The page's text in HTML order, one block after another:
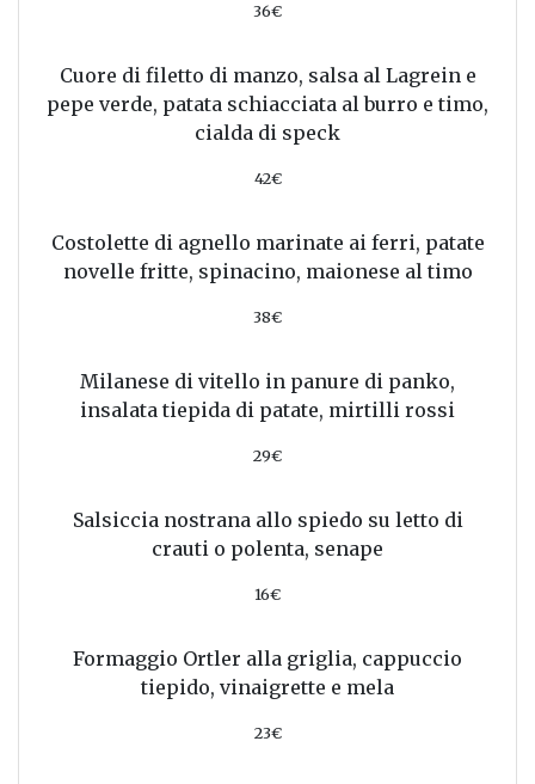
36€
Cuore di filetto di manzo, salsa al Lagrein e
pepe verde, patata schiacciata al burro e timo,
cialda di speck
42€
Costolette di agnello marinate ai ferri, patate
novelle fritte, spinacino, maionese al timo
38€
Milanese di vitello in panure di panko,
insalata tiepida di patate, mirtilli rossi
29€
Salsiccia nostrana allo spiedo su letto di
crauti o polenta, senape
16€
Formaggio Ortler alla griglia, cappuccio
tiepido, vinaigrette e mela
23€